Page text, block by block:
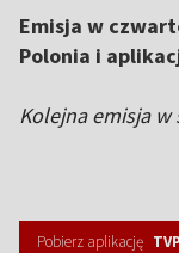
Emisja w
Polonia i
Kolejna emisja w
Pobierz aplikację